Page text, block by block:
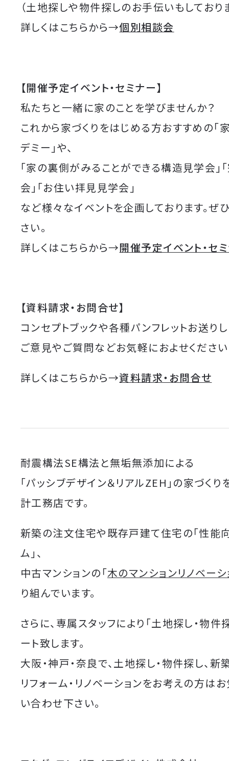
（土地探しや物件探しのお手伝いもしており
詳しくはこちらから→個別相談会
【開催予定イベント・セミナー】
私たちと一緒に家のことを学びませんか？
これから家づくりをはじめる方おすすめの「
デミー」や、
「家の裏側がみることができる構造見学会」
会」「お住い拝見見学会」
など様々なイベントを企画しております。ぜ
さい。
詳しくはこちらから→開催予定イベント・セ
【資料請求・お問合せ】
コンセプトブックや各種パンフレットお送りし
ご意見やご質問などお気軽におよせください
詳しくはこちらから→資料請求・お問合せ
耐震構法SE構法と無垢無添加による
「パッシブデザイン＆リアルZEH」の家づく
計工務店です。
新築の注文住宅や既存戸建て住宅の「性能
ム」、
中古マンションの「木のマンションリノベーシ
り組んでいます。
さらに、専属スタッフにより「土地探し・物件
ート致します。
大阪・神戸・奈良で、土地探し・物件探し、新
リフォーム・リノベーションをお考えの方は
い合わせ下さい。